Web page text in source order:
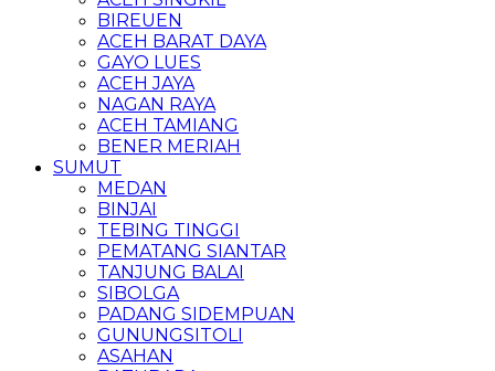
BIREUEN
ACEH BARAT DAYA
GAYO LUES
ACEH JAYA
NAGAN RAYA
ACEH TAMIANG
BENER MERIAH
SUMUT
MEDAN
BINJAI
TEBING TINGGI
PEMATANG SIANTAR
TANJUNG BALAI
SIBOLGA
PADANG SIDEMPUAN
GUNUNGSITOLI
ASAHAN